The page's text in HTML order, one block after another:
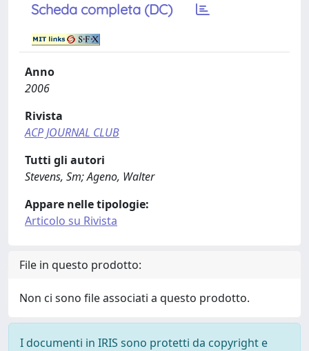
Scheda completa (DC)
Anno
2006
Rivista
ACP JOURNAL CLUB
Tutti gli autori
Stevens, Sm; Ageno, Walter
Appare nelle tipologie:
Articolo su Rivista
File in questo prodotto:
Non ci sono file associati a questo prodotto.
I documenti in IRIS sono protetti da copyright e